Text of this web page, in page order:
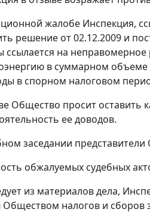
жалобе Инспекция,
решение от 02.12.2009 и
ссылается на
в суммарном
в спорном налоговом
Общество просит оставить
ее доводов.
заседании
обжалуемых судебных
из материалов дела,
Обществом налогов и сборов